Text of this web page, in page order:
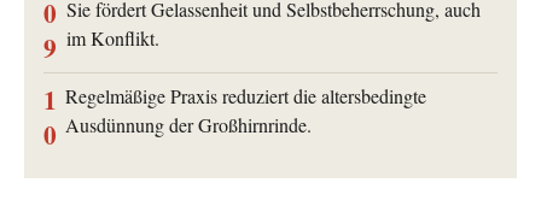
0
9
Sie fördert Gelassenheit und Selbstbeherrschung, auch
im Konflikt.
1
0
Regelmäßige Praxis reduziert die altersbedingte
Ausdünnung der Großhirnrinde.